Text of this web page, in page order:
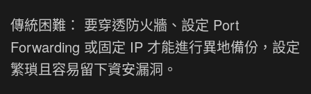
傳統困難： 要穿透防火牆、設定 Port
Forwarding 或固定 IP 才能進行異地備份，設定
繁瑣且容易留下資安漏洞。